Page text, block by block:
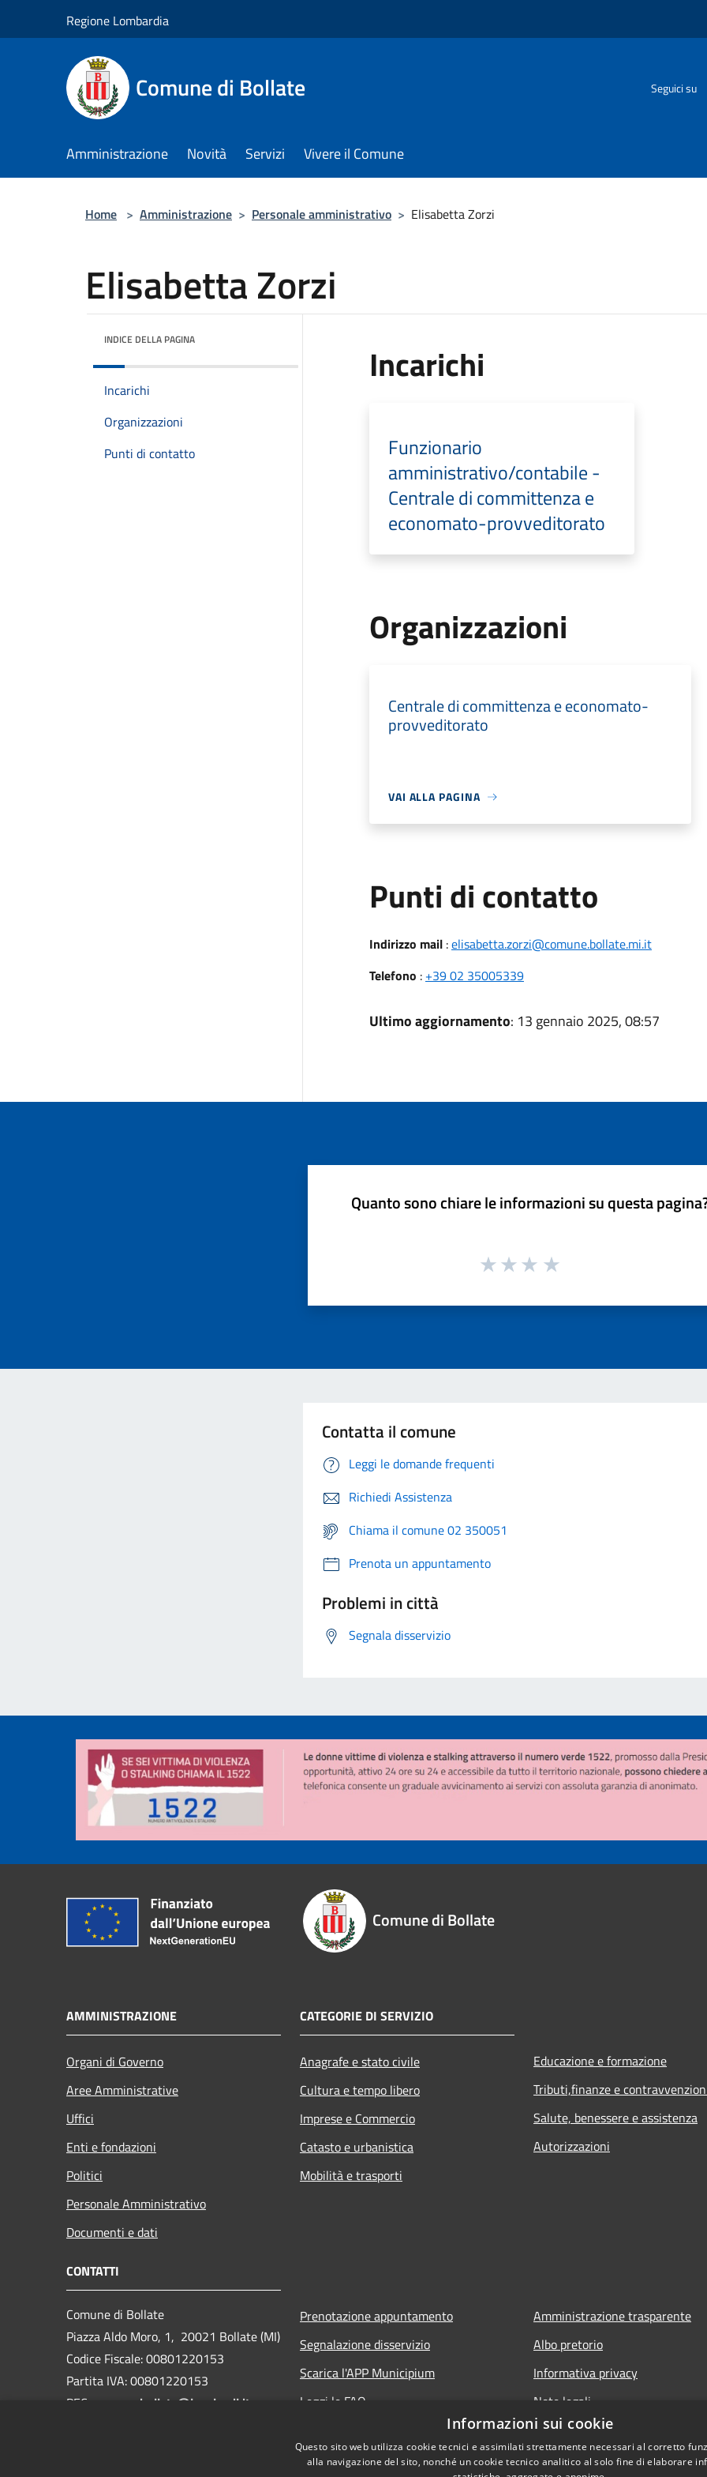
Regione Lombardia
Comune di Bollate Seguici su
Amministrazione Novità Servizi Vivere il Comune
Home > Amministrazione > Personale amministrativo > Elisabetta Zorzi
Elisabetta Zorzi
INDICE DELLA PAGINA
Incarichi
Organizzazioni
Punti di contatto
Incarichi
Funzionario
amministrativo/contabile -
Centrale di committenza e
economato-provveditorato
Organizzazioni
Centrale di committenza e economato-
provveditorato
VAI ALLA PAGINA
Punti di contatto
Indirizzo mail:elisabetta.zorzi@comune.bollate.mi.it
Telefono : +39 02 35005339
Ultimo aggiornamento: 13 gennaio 2025, 08:57
Quanto sono chiare le informazioni su questa
Contatta il comune
Leggi le domande frequenti
Richiedi Assistenza
Chiama il comune 02 350051
Prenota un appuntamento
Problemi in città
Segnala disservizio
Comune di Bollate
AMMINISTRAZIONE
Organi di Governo
Aree Amministrative
Uffici
Enti e fondazioni
Politici
Personale Amministrativo
Documenti e dati
CATEGORIE DI SERVIZIO
Anagrafe e stato civile
Cultura e tempo libero
Imprese e Commercio
Catasto e urbanistica
Mobilità e trasporti
Educazione e formazione
Tributi,finanze e
Salute, benessere e assistenza
Autorizzazioni
CONTATTI
Comune di Bollate
Piazza Aldo Moro, 1, 20021 Bollate (MI)
Codice Fiscale: 00801220153
Partita IVA: 00801220153
PEC:
comune.bollate@legalmail.it
Prenotazione appuntamento
Segnalazione disservizio
Scarica l'APP Municipium
Leggi le FAQ
Webmail
Amministrazione trasparente
Albo pretorio
Informativa privacy
Note legali
Dichiarazione di accessibilità
Informazioni sui cookie
Questo sito web utilizza cookie tecnici e assimilati strettamente necessari al corretto
alla navigazione del sito, nonché un cookie tecnico analitico al solo fine di elaborare